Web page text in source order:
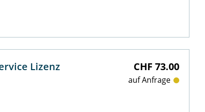
Lizenz
CHF 73.00
auf Anfrage